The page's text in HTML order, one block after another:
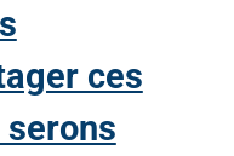
ces
serons